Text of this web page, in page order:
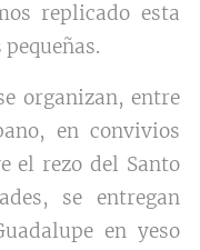
replicado esta
organizan, entre
en convivios
el rezo del Santo
se entregan
en yeso